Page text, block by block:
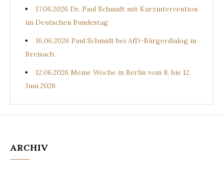
17.06.2026 Dr. Paul Schmidt mit Kurzintervention
im Deutschen Bundestag
16.06.2026 Paul Schmidt bei AfD-Bürgerdialog in
Breisach
12.06.2026 Meine Woche in Berlin vom 8. bis 12.
Juni 2026
ARCHIV